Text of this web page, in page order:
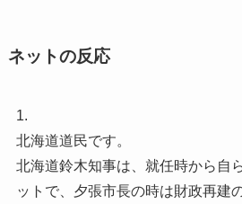
ネットの反応
1.
北海道道民です。
北海道鈴木知事は、就任時から自
ットで、夕張市長の時は財政再建